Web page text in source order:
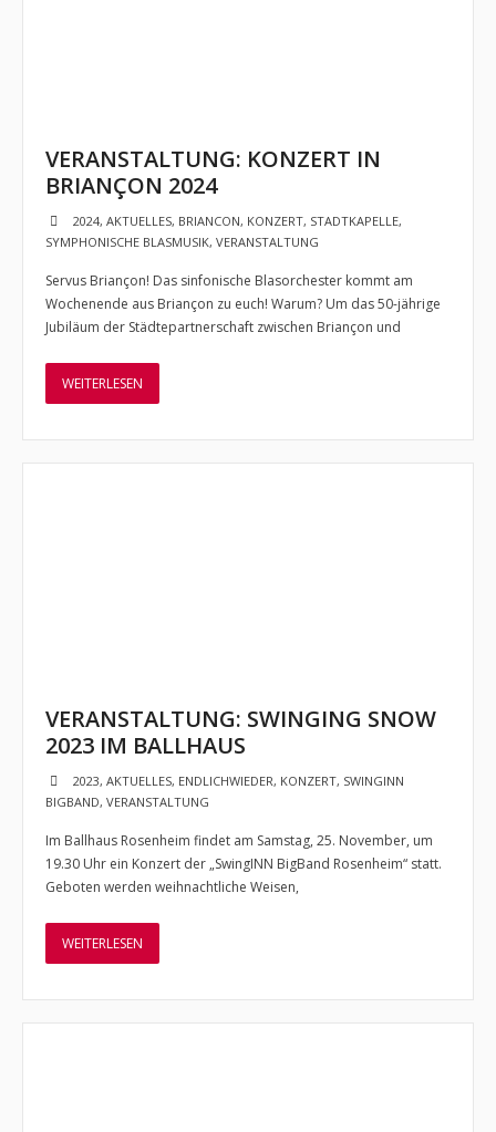
- Musikschlümpfe
- - Vorstellung
Termine und Auftritte
Verein
- Vorstand
- Ausgabe 2 /Juli 2015
- Ausgabe 3 /Dezember 2015
Impressum
- Cookie-Richtlinie (EU)
- Datenschutzerklärung
VERANSTALTUNG: KONZERT IN
BRIANÇON 2024
2024,AKTUELLES, BRIANCON, KONZERT, STADTKAPELLE,
SYMPHONISCHE BLASMUSIK, VERANSTALTUNG
Servus Briançon! Das sinfonische Blasorchester kommt am
Wochenende aus Briançon zu euch! Warum? Um das 50-jährige
Jubiläum der Städtepartnerschaft zwischen Briançon und
WEITERLESEN
VERANSTALTUNG: SWINGING SNOW
2023 IM BALLHAUS
2023,AKTUELLES, ENDLICHWIEDER, KONZERT, SWINGINN
BIGBAND, VERANSTALTUNG
Im Ballhaus Rosenheim findet am Samstag, 25. November, um
19.30 Uhr ein Konzert der „SwingINN BigBand Rosenheim“ statt.
Geboten werden weihnachtliche Weisen,
WEITERLESEN